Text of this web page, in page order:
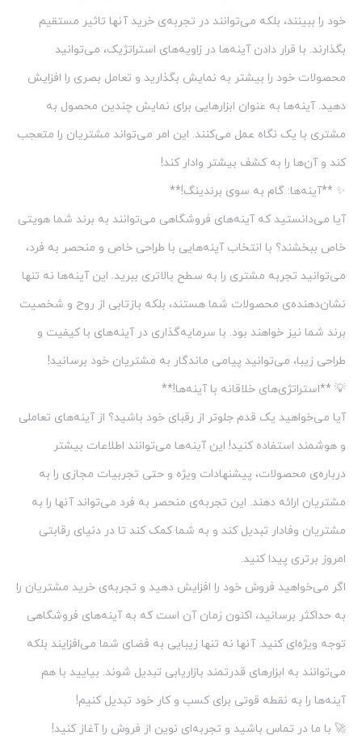
خود را ببینند، بلکه می‌توانند در تجربه‌ی خرید آنها تاثیر مستقیم
بگذارند. با قرار دادن آینه‌ها در زاویه‌های استراتژیک، می‌توانید
محصولات خود را بیشتر به نمایش بگذارید و تعامل بصری را افزایش
دهید. آینه‌ها به عنوان ابزارهایی برای نمایش چندین محصول به
مشتری با یک نگاه عمل می‌کنند. این امر می‌تواند مشتریان را متعجب
کند و آن‌ها را به کشف بیشتر وادار کند!
✨ **آینه‌ها: گام به سوی برندینگ!**
آیا می‌دانستید که آینه‌های فروشگاهی می‌توانند به برند شما هویتی
خاص ببخشند؟ با انتخاب آینه‌هایی با طراحی خاص و منحصر به فرد،
می‌توانید تجربه مشتری را به سطح بالاتری ببرید. این آینه‌ها نه تنها
نشان‌دهنده‌ی محصولات شما هستند، بلکه بازتابی از روح و شخصیت
برند شما نیز خواهند بود. با سرمایه‌گذاری در آینه‌های با کیفیت و
طراحی زیبا، می‌توانید پیامی ماندگار به مشتریان خود برسانید!
💡 **استراتژی‌های خلاقانه با آینه‌ها!**
آیا می‌خواهید یک قدم جلوتر از رقبای خود باشید؟ از آینه‌های تعاملی
و هوشمند استفاده کنید! این آینه‌ها می‌توانند اطلاعات بیشتر
درباره‌ی محصولات، پیشنهادات ویژه و حتی تجربیات مجازی را به
مشتریان ارائه دهند. این تجربه‌ی منحصر به فرد می‌تواند آنها را به
مشتریان وفادار تبدیل کند و به شما کمک کند تا در دنیای رقابتی
امروز برتری پیدا کنید.
اگر می‌خواهید فروش خود را افزایش دهید و تجربه‌ی خرید مشتریان را
به حداکثر برسانید، اکنون زمان آن است که به آینه‌های فروشگاهی
توجه ویژه‌ای کنید. آنها نه تنها زیبایی به فضای شما می‌افزایند بلکه
می‌توانند به ابزارهای قدرتمند بازاریابی تبدیل شوند. بیایید با هم
آینه‌ها را به نقطه قوتی برای کسب و کار خود تبدیل کنیم!
🚀 با ما در تماس باشید و تجربه‌ای نوین از فروش را آغاز کنید!